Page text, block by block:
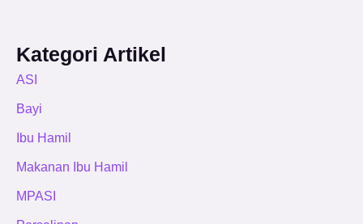
Kategori Artikel
ASI
Bayi
Ibu Hamil
Makanan Ibu Hamil
MPASI